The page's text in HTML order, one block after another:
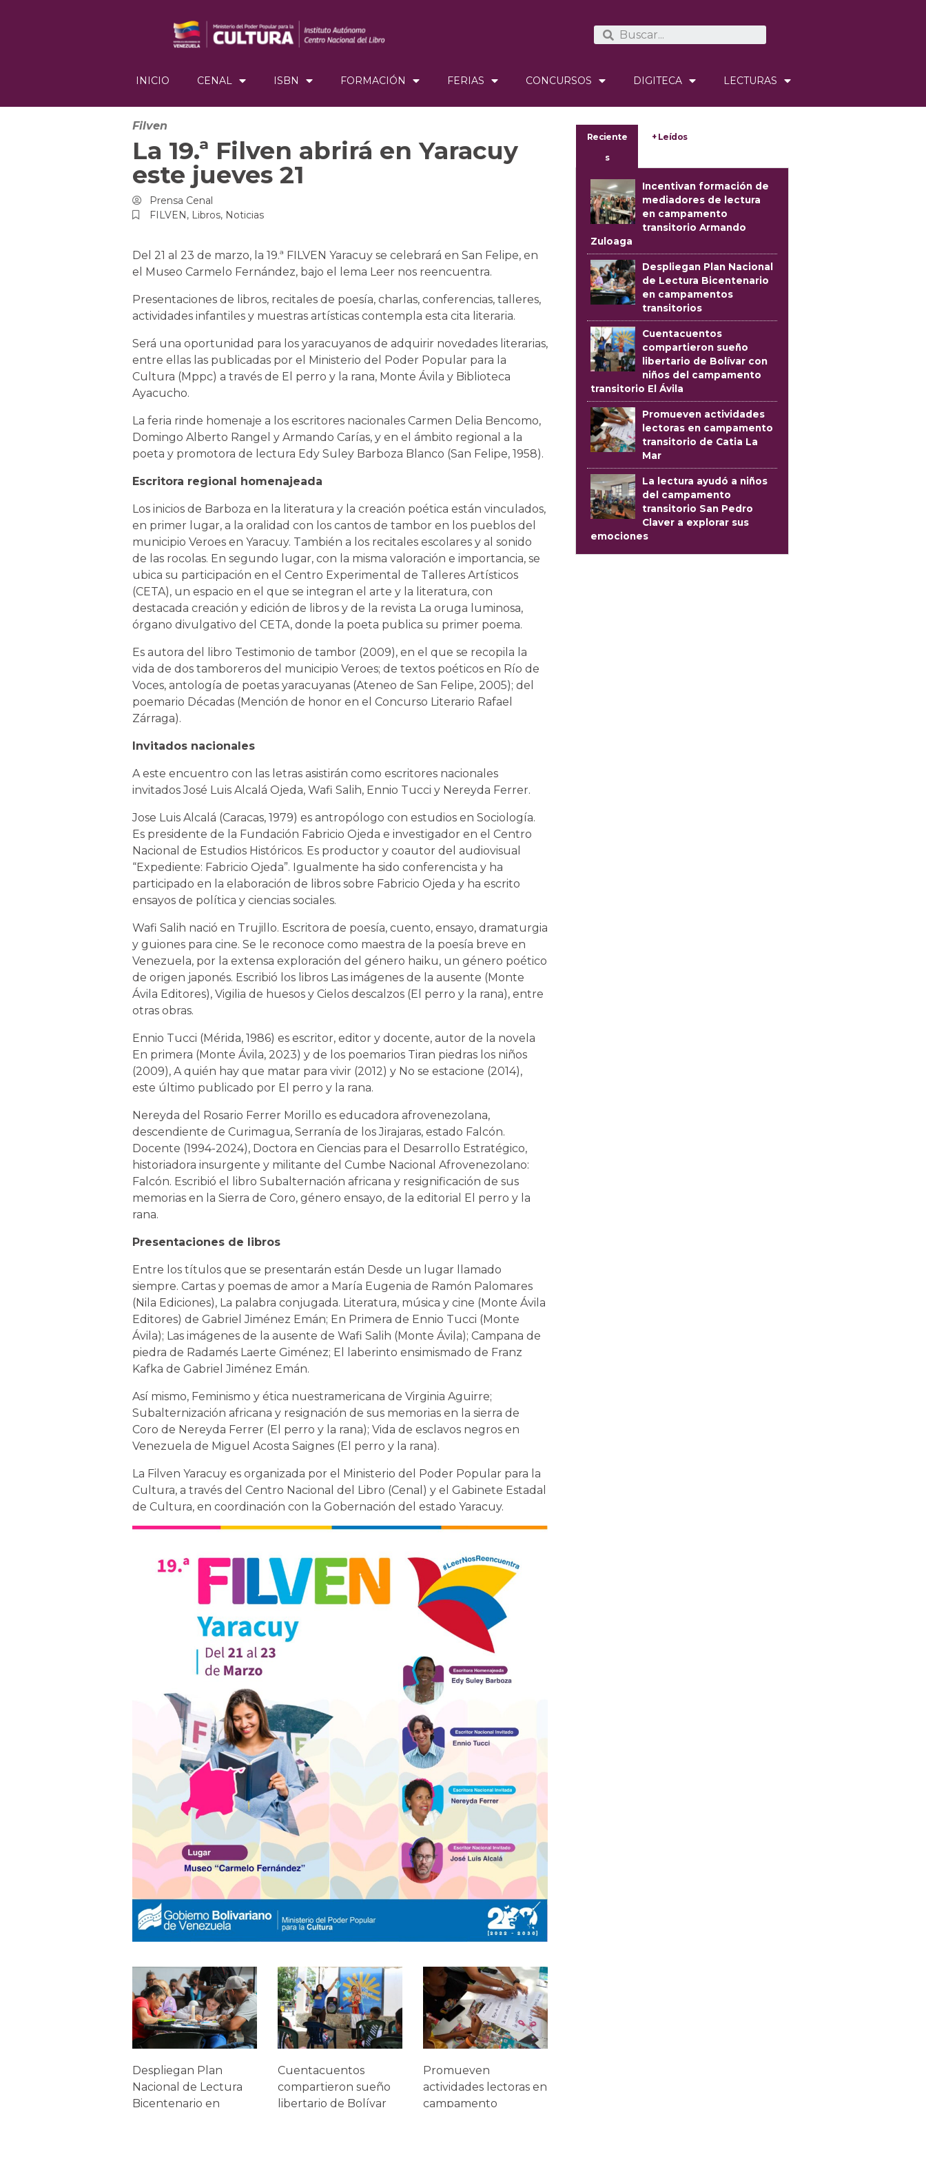
INICIO CENAL ISBN FORMACIÓN FERIAS CONCURSOS DIGITECA LECTURAS
Filven
La 19.ª Filven abrirá en Yaracuy
este jueves 21
Prensa Cenal
FILVEN, Libros, Noticias
Del 21 al 23 de marzo, la 19.ª FILVEN Yaracuy se celebrará en San Felipe, en
el Museo Carmelo Fernández, bajo el lema Leer nos reencuentra.
Presentaciones de libros, recitales de poesía, charlas, conferencias, talleres,
actividades infantiles y muestras artísticas contempla esta cita literaria.
Será una oportunidad para los yaracuyanos de adquirir novedades literarias,
entre ellas las publicadas por el Ministerio del Poder Popular para la
Cultura (Mppc) a través de El perro y la rana, Monte Ávila y Biblioteca
Ayacucho.
La feria rinde homenaje a los escritores nacionales Carmen Delia Bencomo,
Domingo Alberto Rangel y Armando Carías, y en el ámbito regional a la
poeta y promotora de lectura Edy Suley Barboza Blanco (San Felipe, 1958).
Escritora regional homenajeada
Los inicios de Barboza en la literatura y la creación poética están vinculados,
en primer lugar, a la oralidad con los cantos de tambor en los pueblos del
municipio Veroes en Yaracuy. También a los recitales escolares y al sonido
de las rocolas. En segundo lugar, con la misma valoración e importancia, se
ubica su participación en el Centro Experimental de Talleres Artísticos
(CETA), un espacio en el que se integran el arte y la literatura, con
destacada creación y edición de libros y de la revista La oruga luminosa,
órgano divulgativo del CETA, donde la poeta publica su primer poema.
Es autora del libro Testimonio de tambor (2009), en el que se recopila la
vida de dos tamboreros del municipio Veroes; de textos poéticos en Río de
Voces, antología de poetas yaracuyanas (Ateneo de San Felipe, 2005); del
poemario Décadas (Mención de honor en el Concurso Literario Rafael
Zárraga).
Invitados nacionales
A este encuentro con las letras asistirán como escritores nacionales
invitados José Luis Alcalá Ojeda, Wafi Salih, Ennio Tucci y Nereyda Ferrer.
Jose Luis Alcalá (Caracas, 1979) es antropólogo con estudios en Sociología.
Es presidente de la Fundación Fabricio Ojeda e investigador en el Centro
Nacional de Estudios Históricos. Es productor y coautor del audiovisual
“Expediente: Fabricio Ojeda”. Igualmente ha sido conferencista y ha
participado en la elaboración de libros sobre Fabricio Ojeda y ha escrito
ensayos de política y ciencias sociales.
Wafi Salih nació en Trujillo. Escritora de poesía, cuento, ensayo, dramaturgia
y guiones para cine. Se le reconoce como maestra de la poesía breve en
Venezuela, por la extensa exploración del género haiku, un género poético
de origen japonés. Escribió los libros Las imágenes de la ausente (Monte
Ávila Editores), Vigilia de huesos y Cielos descalzos (El perro y la rana), entre
otras obras.
Ennio Tucci (Mérida, 1986) es escritor, editor y docente, autor de la novela
En primera (Monte Ávila, 2023) y de los poemarios Tiran piedras los niños
(2009), A quién hay que matar para vivir (2012) y No se estacione (2014),
este último publicado por El perro y la rana.
Nereyda del Rosario Ferrer Morillo es educadora afrovenezolana,
descendiente de Curimagua, Serranía de los Jirajaras, estado Falcón.
Docente (1994-2024), Doctora en Ciencias para el Desarrollo Estratégico,
historiadora insurgente y militante del Cumbe Nacional Afrovenezolano:
Falcón. Escribió el libro Subalternación africana y resignificación de sus
memorias en la Sierra de Coro, género ensayo, de la editorial El perro y la
rana.
Presentaciones de libros
Entre los títulos que se presentarán están Desde un lugar llamado
siempre. Cartas y poemas de amor a María Eugenia de Ramón Palomares
(Nila Ediciones), La palabra conjugada. Literatura, música y cine (Monte Ávila
Editores) de Gabriel Jiménez Emán; En Primera de Ennio Tucci (Monte
Ávila); Las imágenes de la ausente de Wafi Salih (Monte Ávila); Campana de
piedra de Radamés Laerte Giménez; El laberinto ensimismado de Franz
Kafka de Gabriel Jiménez Emán.
Así mismo, Feminismo y ética nuestramericana de Virginia Aguirre;
Subalternización africana y resignación de sus memorias en la sierra de
Coro de Nereyda Ferrer (El perro y la rana); Vida de esclavos negros en
Venezuela de Miguel Acosta Saignes (El perro y la rana).
La Filven Yaracuy es organizada por el Ministerio del Poder Popular para la
Cultura, a través del Centro Nacional del Libro (Cenal) y el Gabinete Estadal
de Cultura, en coordinación con la Gobernación del estado Yaracuy.
Despliegan Plan
Nacional de Lectura
Bicentenario en
Cuentacuentos
compartieron sueño
libertario de Bolívar
Promueven
actividades lectoras en
campamento
Reciente
s
+ Leídos
Incentivan formación de
mediadores de lectura
en campamento
transitorio Armando
Zuloaga
Despliegan Plan Nacional
de Lectura Bicentenario
en campamentos
transitorios
Cuentacuentos
compartieron sueño
libertario de Bolívar con
niños del campamento
transitorio El Ávila
Promueven actividades
lectoras en campamento
transitorio de Catia La
Mar
La lectura ayudó a niños
del campamento
transitorio San Pedro
Claver a explorar sus
emociones